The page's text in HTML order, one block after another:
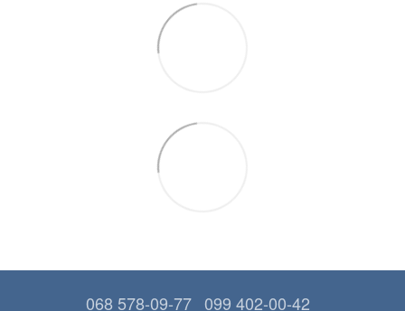
068 578-09-77 099 402-00-42